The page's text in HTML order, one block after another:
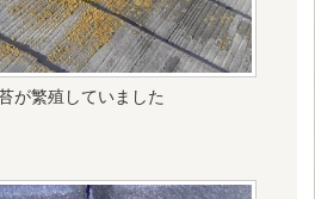
が繁殖していました